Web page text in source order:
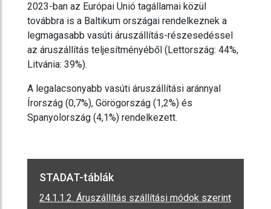
2023-ban az Európai Unió tagállamai közül
továbbra is a Baltikum országai rendelkeznek a
legmagasabb vasúti áruszállítás-részesedéssel
az áruszállítás teljesítményéből (Lettország: 44%,
Litvánia: 39%).
A legalacsonyabb vasúti áruszállítási aránnyal
Írország (0,7%), Görögország (1,2%) és
Spanyolország (4,1%) rendelkezett.
STADAT-táblák
24.1.1.2. Áruszállítás szállítási módok szerint